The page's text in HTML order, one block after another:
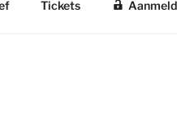
Tickets